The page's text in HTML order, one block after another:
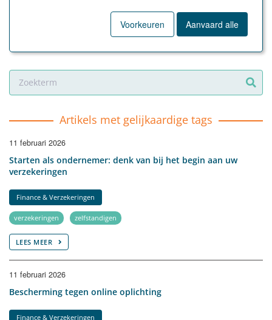
Terug naar overzicht
Artikels met gelijkaardige tags
11 februari 2026
Starten als ondernemer: denk van bij het begin aan uw
verzekeringen
Finance & Verzekeringen
verzekeringen zelfstandigen
LEES MEER
11 februari 2026
​Bescherming tegen online oplichting
Finance & Verzekeringen
Voorkeuren Aanvaard alle